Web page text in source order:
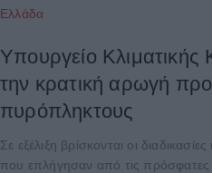
Ελλάδα
Υπουργείο Κλιματικής
την κρατική αρωγή
πυρόπληκτους
Σε εξέλιξη βρίσκονται οι
που επλήγησαν από τις πρόσφατες